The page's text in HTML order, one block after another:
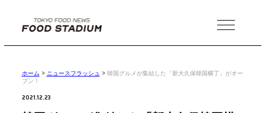
MENU
ホーム > ニュースフラッシュ > 韓国グルメが集結した「新大久保韓国横丁」がオー
プン！
2021.12.23